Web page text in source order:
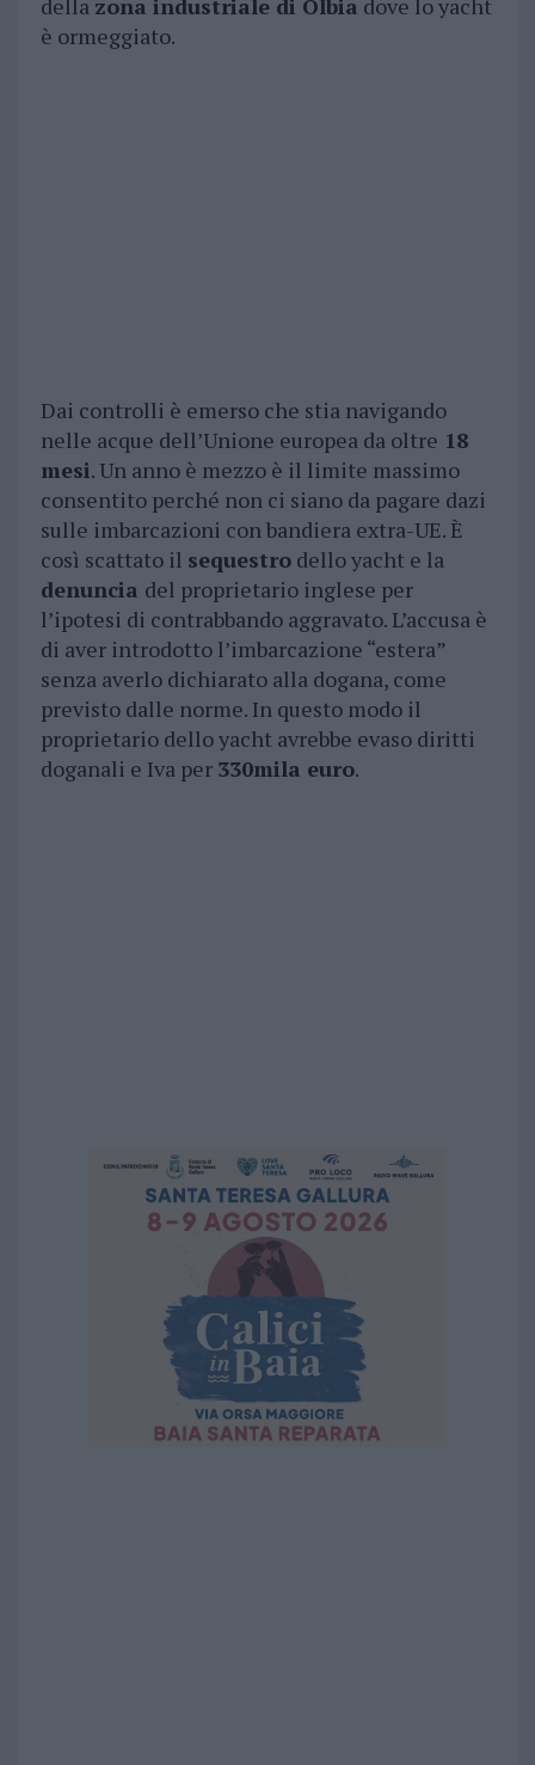
della zona industriale di Olbia dove lo yacht
è ormeggiato.
Dai controlli è emerso che stia navigando
nelle acque dell’Unione europea da oltre 18
mesi. Un anno è mezzo è il limite massimo
consentito perché non ci siano da pagare dazi
sulle imbarcazioni con bandiera extra-UE. È
così scattato il sequestrodello yacht e la
denuncia del proprietario inglese per
l’ipotesi di contrabbando aggravato. L’accusa è
di aver introdotto l’imbarcazione “estera”
senza averlo dichiarato alla dogana, come
previsto dalle norme. In questo modo il
proprietario dello yacht avrebbe evaso diritti
doganali e Iva per 330mila euro.